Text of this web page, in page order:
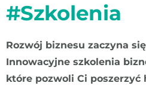
#Szkolenia
Rozwój biznesu zaczyna
Innowacyjne szkolenia
które pozwoli Ci